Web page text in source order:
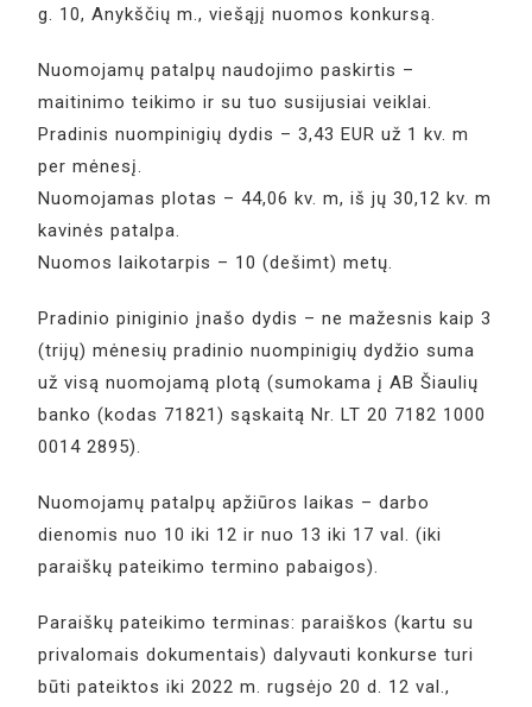
g. 10, Anykščių m., viešąjį nuomos konkursą.
Nuomojamų patalpų naudojimo paskirtis –
maitinimo teikimo ir su tuo susijusiai veiklai.
Pradinis nuompinigių dydis – 3,43 EUR už 1 kv. m
per mėnesį.
Nuomojamas plotas – 44,06 kv. m, iš jų 30,12 kv. m
kavinės patalpa.
Nuomos laikotarpis – 10 (dešimt) metų.
Pradinio piniginio įnašo dydis – ne mažesnis kaip 3
(trijų) mėnesių pradinio nuompinigių dydžio suma
už visą nuomojamą plotą (sumokama į AB Šiaulių
banko (kodas 71821) sąskaitą Nr. LT 20 7182 1000
0014 2895).
Nuomojamų patalpų apžiūros laikas – darbo
dienomis nuo 10 iki 12 ir nuo 13 iki 17 val. (iki
paraiškų pateikimo termino pabaigos).
Paraiškų pateikimo terminas: paraiškos (kartu su
privalomais dokumentais) dalyvauti konkurse turi
būti pateiktos iki 2022 m. rugsėjo 20 d. 12 val.,